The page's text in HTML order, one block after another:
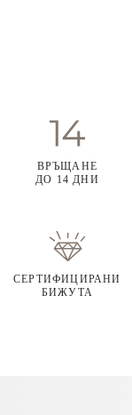
ВРЪЩАНЕ
ДО 14 ДНИ
СЕРТИФИЦИРАНИ
БИЖУТА